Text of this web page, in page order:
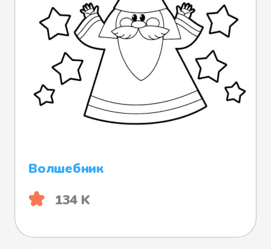
Волшебник
134 K